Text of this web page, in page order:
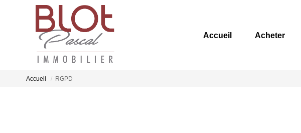
Accueil Acheter
Accueil RGPD